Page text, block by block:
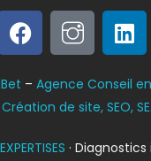
énergétique
·
–Agence Conseil
de site, SEO,